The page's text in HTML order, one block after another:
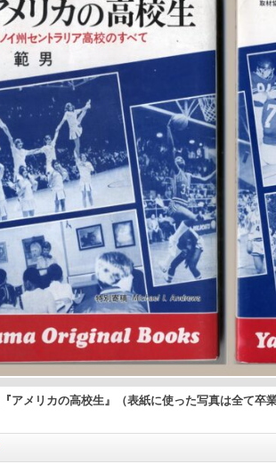
アメリカの高校生』（表紙に使った写真は全て卒